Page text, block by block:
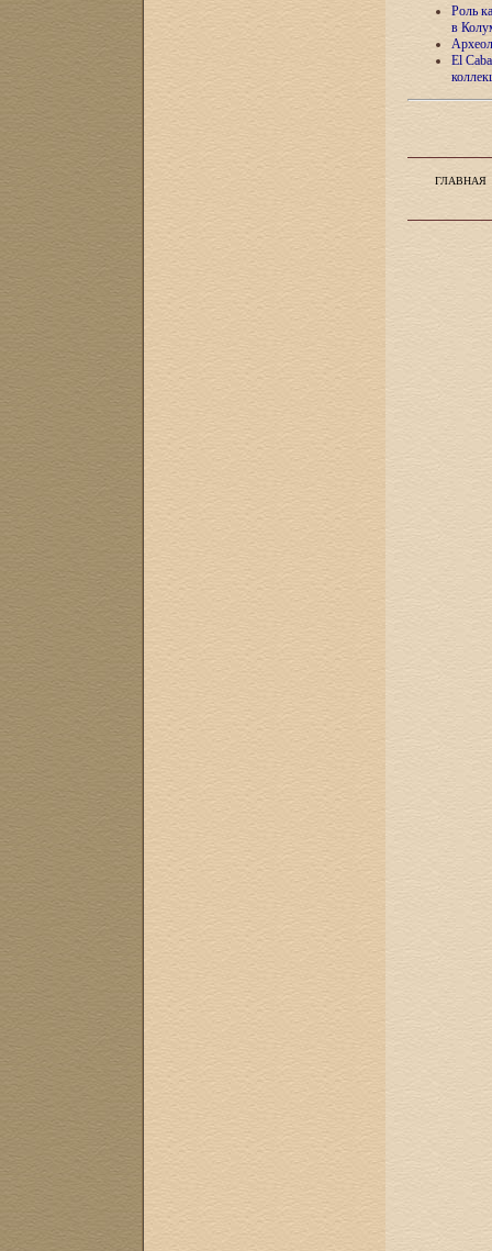
Роль
в
El
ГЛАВНАЯ